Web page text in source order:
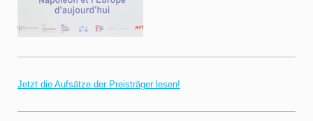
Jetzt die Aufsätze der Preisträger lesen!